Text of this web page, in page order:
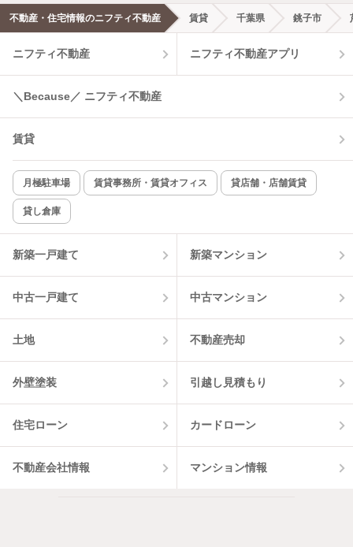
エアコンあり 都市ガス
温水洗浄便座 オートロック
コンロ2口以上
新着のみ インターネット無料
該当件数:
1件
不動産・住宅情報のニフティ不動産 賃貸 千葉県 銚子市
ニフティ不動産 ニフティ不動産アプリ
＼Because／ ニフティ不動産
賃貸
月極駐車場 賃貸事務所・賃貸オフィス 貸店舗・店舗賃貸
貸し倉庫
新築一戸建て 新築マンション
中古一戸建て 中古マンション
土地 不動産売却
外壁塗装 引越し見積もり
住宅ローン カードローン
不動産会社情報 マンション情報